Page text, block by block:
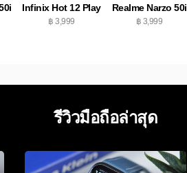
Infinix Hot 12 Play
฿ 3,999
Realme Narzo 50i
฿ 3,999
รีวิวมือถือล่าสุด